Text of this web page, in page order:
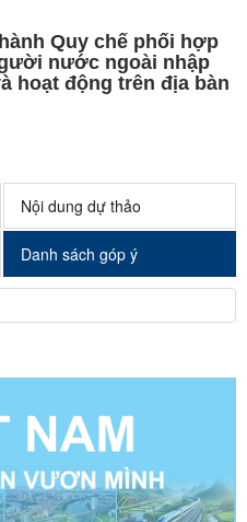
Quy chế phối hợp
nước ngoài nhập
hoạt động trên địa bàn
Nội dung dự thảo
Danh sách góp ý